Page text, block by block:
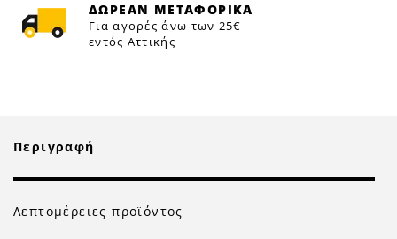
ΔΩΡΕΑΝ ΜΕΤΑΦΟΡΙΚΑ
Για αγορές άνω των 25€
εντός Αττικής
Περιγραφή
Λεπτομέρειες προϊόντος